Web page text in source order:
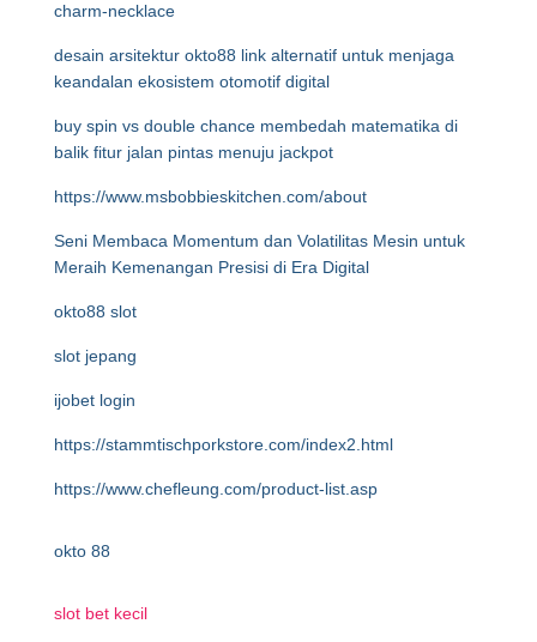
charm-necklace
desain arsitektur okto88 link alternatif untuk menjaga
keandalan ekosistem otomotif digital
buy spin vs double chance membedah matematika di
balik fitur jalan pintas menuju jackpot
https://www.msbobbieskitchen.com/about
Seni Membaca Momentum dan Volatilitas Mesin untuk
Meraih Kemenangan Presisi di Era Digital
okto88 slot
slot jepang
ijobet login
https://stammtischporkstore.com/index2.html
https://www.chefleung.com/product-list.asp
okto 88
slot bet kecil